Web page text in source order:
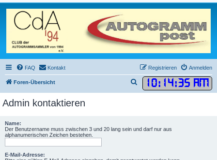
FAQ Kontakt Anmelden
Registrieren
Foren-Übersicht 10: 14:35 AM
u
e
Admin kontaktieren
Name:
Der Benutzername muss zwischen 3 und 20 lang sein und darf nur aus
alphanumerischen Zeichen bestehen.
E-Mail-Adresse: